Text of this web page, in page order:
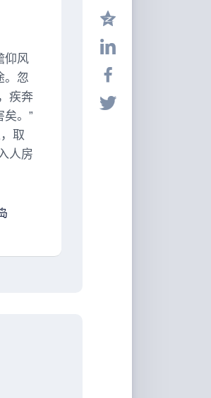
仰风
。忽
疾奔
。”
取
人房